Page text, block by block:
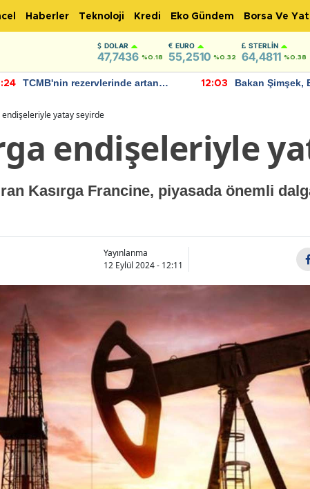
Haberler Teknoloji Kredi Eko Gündem Borsa Ve
DOLAR
47,7436 %0.18
EURO
55,2510 %0.32
STERLIN
64,4811 %0.38
TCMB'nin rezervlerinde artan
12:03
Bakan Şimşek,
endişeleriyle yatay seyirde
endişeleriyle
Kasırga Francine, piyasada önemli
Yayınlanma
12 Eylül 2024 - 12:11